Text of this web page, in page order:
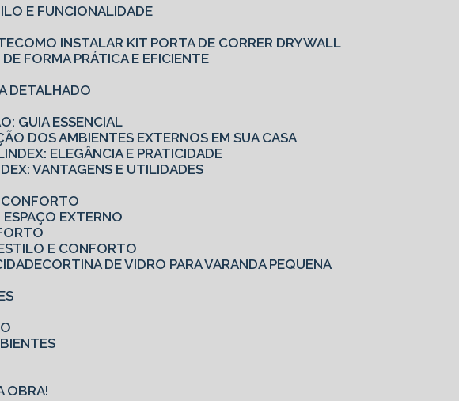
E FUNCIONALIDADE
COMO INSTALAR KIT PORTA DE CORRER DRYWALL
FORMA PRÁTICA E EFICIENTE
DETALHADO
GUIA ESSENCIAL
DOS AMBIENTES EXTERNOS EM SUA CASA
ELEGÂNCIA E PRATICIDADE
VANTAGENS E UTILIDADES
CONFORTO
ESPAÇO EXTERNO
E CONFORTO
CORTINA DE VIDRO PARA VARANDA PEQUENA
OBRA!